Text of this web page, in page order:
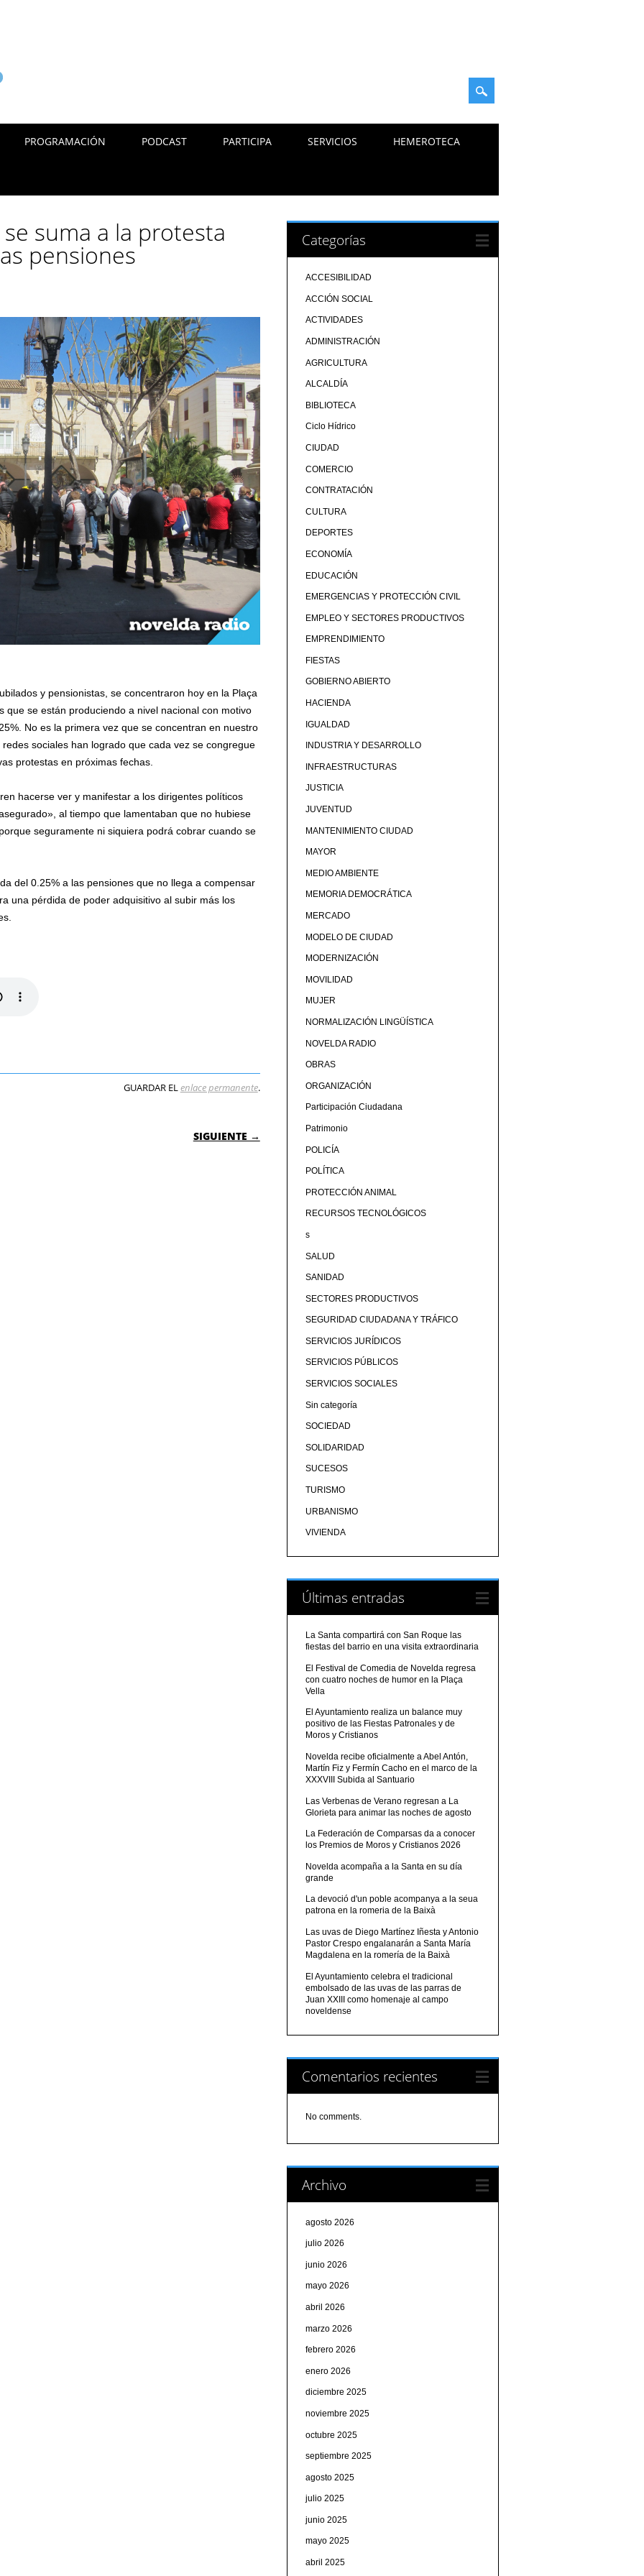
PROGRAMACIÓN PODCAST PARTICIPA SERVICIOS HEMEROTECA
suma a la protesta
pensiones
y pensionistas, se concentraron hoy en la Plaça
que se están produciendo a nivel nacional con motivo
No es la primera vez que se concentran en nuestro
sociales han logrado que cada vez se congregue
protestas en próximas fechas.
hacerse ver y manifestar a los dirigentes políticos
al tiempo que lamentaban que no hubiese
seguramente ni siquiera podrá cobrar cuando se
del 0.25% a las pensiones que no llega a compensar
una pérdida de poder adquisitivo al subir más los
GUARDAR EL enlace permanente.
SIGUIENTE →
Categorías
ACCESIBILIDAD
ACCIÓN SOCIAL
ACTIVIDADES
ADMINISTRACIÓN
AGRICULTURA
ALCALDÍA
BIBLIOTECA
Ciclo Hídrico
CIUDAD
COMERCIO
CONTRATACIÓN
CULTURA
DEPORTES
ECONOMÍA
EDUCACIÓN
EMERGENCIAS Y PROTECCIÓN CIVIL
EMPLEO Y SECTORES PRODUCTIVOS
EMPRENDIMIENTO
FIESTAS
GOBIERNO ABIERTO
HACIENDA
IGUALDAD
INDUSTRIA Y DESARROLLO
INFRAESTRUCTURAS
JUSTICIA
JUVENTUD
MANTENIMIENTO CIUDAD
MAYOR
MEDIO AMBIENTE
MEMORIA DEMOCRÁTICA
MERCADO
MODELO DE CIUDAD
MODERNIZACIÓN
MOVILIDAD
MUJER
NORMALIZACIÓN LINGÜÍSTICA
NOVELDA RADIO
OBRAS
ORGANIZACIÓN
Participación Ciudadana
Patrimonio
POLICÍA
POLÍTICA
PROTECCIÓN ANIMAL
RECURSOS TECNOLÓGICOS
s
SALUD
SANIDAD
SECTORES PRODUCTIVOS
SEGURIDAD CIUDADANA Y TRÁFICO
SERVICIOS JURÍDICOS
SERVICIOS PÚBLICOS
SERVICIOS SOCIALES
Sin categoría
SOCIEDAD
SOLIDARIDAD
SUCESOS
TURISMO
URBANISMO
VIVIENDA
Últimas entradas
La Santa compartirá con San Roque las
fiestas del barrio en una visita extraordinaria
El Festival de Comedia de Novelda regresa
con cuatro noches de humor en la Plaça
Vella
El Ayuntamiento realiza un balance muy
positivo de las Fiestas Patronales y de
Moros y Cristianos
Novelda recibe oficialmente a Abel Antón,
Martín Fiz y Fermín Cacho en el marco de la
XXXVIII Subida al Santuario
Las Verbenas de Verano regresan a La
Glorieta para animar las noches de agosto
La Federación de Comparsas da a conocer
los Premios de Moros y Cristianos 2026
Novelda acompaña a la Santa en su día
grande
La devoció d'un poble acompanya a la seua
patrona en la romeria de la Baixà
Las uvas de Diego Martínez Iñesta y Antonio
Pastor Crespo engalanarán a Santa María
Magdalena en la romería de la Baixà
El Ayuntamiento celebra el tradicional
embolsado de las uvas de las parras de
Juan XXIII como homenaje al campo
noveldense
Comentarios recientes
No comments.
Archivo
agosto 2026
julio 2026
junio 2026
mayo 2026
abril 2026
marzo 2026
febrero 2026
enero 2026
diciembre 2025
noviembre 2025
octubre 2025
septiembre 2025
agosto 2025
julio 2025
junio 2025
mayo 2025
abril 2025